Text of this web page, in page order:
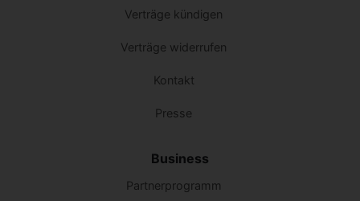
Verträge kündigen
Verträge widerrufen
Kontakt
Presse
Business
Partnerprogramm